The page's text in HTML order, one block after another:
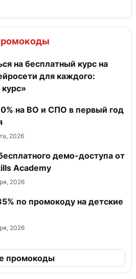
на бесплатный курс на
для каждого:
на ВО и СПО в первый год
2026
демо-доступа от
Academy
2026
по промокоду на детские
2026
промокоды